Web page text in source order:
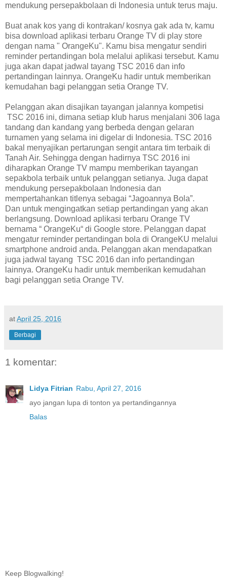
mendukung persepakbolaan di Indonesia untuk terus maju.
Buat anak kos yang di kontrakan/ kosnya gak ada tv, kamu
bisa download aplikasi terbaru Orange TV di play store
dengan nama " OrangeKu". Kamu bisa mengatur sendiri
reminder pertandingan bola melalui aplikasi tersebut. Kamu
juga akan dapat jadwal tayang TSC 2016 dan info
pertandingan lainnya. OrangeKu hadir untuk memberikan
kemudahan bagi pelanggan setia Orange TV.
Pelanggan akan disajikan tayangan jalannya kompetisi
TSC 2016 ini, dimana setiap klub harus menjalani 306 laga
tandang dan kandang yang berbeda dengan gelaran
turnamen yang selama ini digelar di Indonesia. TSC 2016
bakal menyajikan pertarungan sengit antara tim terbaik di
Tanah Air. Sehingga dengan hadirnya TSC 2016 ini
diharapkan Orange TV mampu memberikan tayangan
sepakbola terbaik untuk pelanggan setianya. Juga dapat
mendukung persepakbolaan Indonesia dan
mempertahankan titlenya sebagai “Jagoannya Bola”.
Dan untuk mengingatkan setiap pertandingan yang akan
berlangsung. Download aplikasi terbaru Orange TV
bernama “ OrangeKu“ di Google store. Pelanggan dapat
mengatur reminder pertandingan bola di OrangeKU melalui
smartphone android anda. Pelanggan akan mendapatkan
juga jadwal tayang TSC 2016 dan info pertandingan
lainnya. OrangeKu hadir untuk memberikan kemudahan
bagi pelanggan setia Orange TV.
atApril 25, 2016
Berbagi
1 komentar:
Lidya Fitrian Rabu, April 27, 2016
ayo jangan lupa di tonton ya pertandingannya
Balas
Keep Blogwalking!